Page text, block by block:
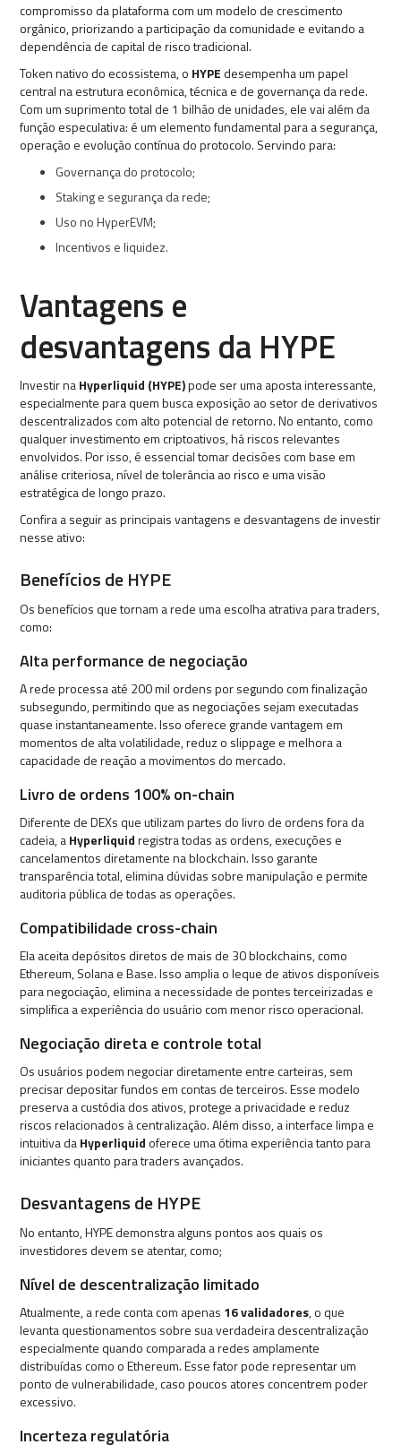
compromisso da plataforma com um modelo de crescimento
orgânico, priorizando a participação da comunidade e evitando a
dependência de capital de risco tradicional.
Token nativo do ecossistema, o HYPEdesempenha um papel
central na estrutura econômica, técnica e de governança da rede.
Com um suprimento total de 1 bilhão de unidades, ele vai além da
função especulativa: é um elemento fundamental para a segurança,
operação e evolução contínua do protocolo. Servindo para:
Governança do protocolo;
Staking e segurança da rede;
Uso no HyperEVM;
Incentivos e liquidez.
Vantagens e
desvantagens da HYPE
Investir naHyperliquid (HYPE)pode ser uma aposta interessante,
especialmente para quem busca exposição ao setor de derivativos
descentralizados com alto potencial de retorno. No entanto, como
qualquer investimento em criptoativos, há riscos relevantes
envolvidos. Por isso, é essencial tomar decisões com base em
análise criteriosa, nível de tolerância ao risco e uma visão
estratégica de longo prazo.
Confira a seguir as principais vantagens e desvantagens de investir
nesse ativo:
Benefícios de HYPE
Os benefícios que tornam a rede uma escolha atrativa para traders,
como:
Alta performance de negociação
A rede processa até 200 mil ordens por segundo com finalização
subsegundo, permitindo que as negociações sejam executadas
quase instantaneamente. Isso oferece grande vantagem em
momentos de alta volatilidade, reduz o slippage e melhora a
capacidade de reação a movimentos do mercado.
Livro de ordens 100% on-chain
Diferente de DEXs que utilizam partes do livro de ordens fora da
cadeia, aHyperliquidregistra todas as ordens, execuções e
cancelamentos diretamente na blockchain. Isso garante
transparência total, elimina dúvidas sobre manipulação e permite
auditoria pública de todas as operações.
Compatibilidade cross-chain
Ela aceita depósitos diretos de mais de 30 blockchains, como
Ethereum, Solana e Base. Isso amplia o leque de ativos disponíveis
para negociação, elimina a necessidade de pontes terceirizadas e
simplifica a experiência do usuário com menor risco operacional.
Negociação direta e controle total
Os usuários podem negociar diretamente entre carteiras, sem
precisar depositar fundos em contas de terceiros. Esse modelo
preserva a custódia dos ativos, protege a privacidade e reduz
riscos relacionados à centralização. Além disso, a interface limpa e
intuitiva daHyperliquidoferece uma ótima experiência tanto para
iniciantes quanto para traders avançados.
Desvantagens de HYPE
No entanto, HYPE demonstra alguns pontos aos quais os
investidores devem se atentar, como;
Nível de descentralização limitado
Atualmente, a rede conta com apenas 16 validadores, o que
levanta questionamentos sobre sua verdadeira descentralização
especialmente quando comparada a redes amplamente
distribuídas como o Ethereum. Esse fator pode representar um
ponto de vulnerabilidade, caso poucos atores concentrem poder
excessivo.
Incerteza regulatória